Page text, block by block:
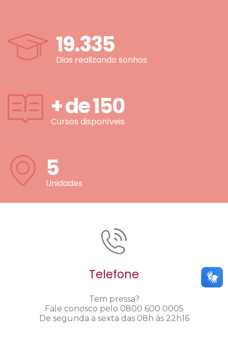
19.335
Dias realizando sonhos
+ de150
Cursos disponíveis
5
Unidades
Telefone
Tem pressa?
Fale conosco pelo 0800 600 0005
De segunda a sexta das 08h às 22h16